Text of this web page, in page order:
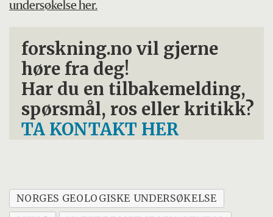
undersøkelse her.
forskning.no vil gjerne
høre fra deg!
Har du en tilbakemelding,
spørsmål, ros eller kritikk?
TA KONTAKT HER
NORGES GEOLOGISKE UNDERSØKELSE